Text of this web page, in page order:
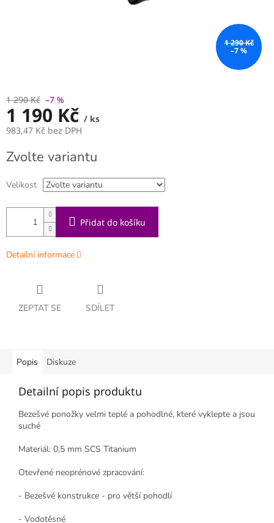
1 290 Kč
–7 %
1 290 Kč –7 %
1 190 Kč / ks
983,47 Kč bez DPH
cena:
Zvolte variantu
Velikost
Přidat do košíku
Detailní informace
ZEPTAT SE SDÍLET
Popis Diskuze
Detailní popis produktu
Bezešvé ponožky velmi teplé a pohodlné, které vyklepte a jsou
suché
Materiál: 0,5 mm SCS Titanium
Otevřené neoprénové zpracování:
- Bezešvé konstrukce - pro větší pohodlí
- Vodotěsné